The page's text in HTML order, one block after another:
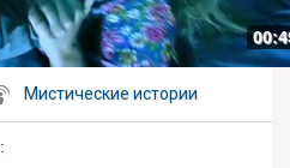
Мистические истории
: